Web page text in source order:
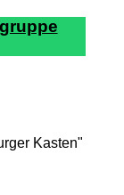
Kasten"